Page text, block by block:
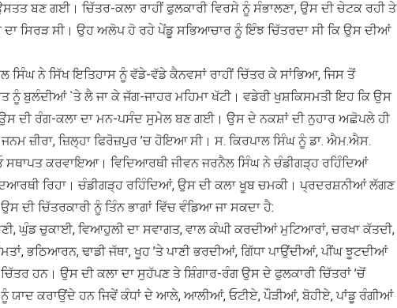
ਬਣ ਗਈ। ਚਿੱਤਰ-ਕਲਾ ਰਾਹੀਂ ਫੁਲਕਾਰੀ ਵਿਰਸੇ ਨੂੰ ਸੰਭਾਲਣਾ, ਉਸ ਦੀ ਚੇਟਕ ਰਹੀ ਤੇ
ਸਿਰੜ ਸੀ। ਉਹ ਅਲੋਪ ਹੋ ਰਹੇ ਪੇਂਡੂ ਸਭਿਆਚਾਰ ਨੂੰ ਇੰਝ ਚਿੱਤਰਦਾ ਸੀ ਕਿ ਉਸ ਦੀਆਂ
ਸਿੰਘ ਨੇ ਸਿੱਖ ਇਤਿਹਾਸ ਨੂੰ ਵੱਡੇ-ਵੱਡੇ ਕੈਨਵਸਾਂ ਰਾਹੀਂ ਚਿੱਤਰ ਕੇ ਸਾਂਭਿਆ, ਜਿਸ ਤੋਂ
ਨੂੰ ਬੁਲੰਦੀਆਂ `ਤੇ ਲੈ ਜਾ ਕੇ ਜੱਗ-ਜਾਹਰ ਮਹਿਮਾ ਖੱਟੀ। ਵਡੇਰੀ ਖੁਸ਼ਕਿਸਮਤੀ ਇਹ ਕਿ ਉਸ
ਉਸ ਦੀ ਰੰਗ-ਕਲਾ ਦਾ ਮਨ-ਪਸੰਦ ਸੁਮੇਲ ਬਣ ਗਈ। ਉਸ ਦੇ ਨਕਸ਼ਾਂ ਦੀ ਨੁਹਾਰ ਅਛੋਪਲੇ ਹੀ
ਜ਼ੀਰਾ, ਜ਼ਿਲ੍ਹਾ ਫਿਰੋਜ਼ਪੁਰ ’ਚ ਹੋਇਆ ਸੀ। ਸ. ਕਿਰਪਾਲ ਸਿੰਘ ਨੂੰ ਡਾ. ਐਮ.ਐਸ.
ਸਥਾਪਤ ਕਰਵਾਇਆ। ਵਿਦਿਆਰਥੀ ਜੀਵਨ ਜਰਨੈਲ ਸਿੰਘ ਨੇ ਚੰਡੀਗੜ੍ਹ ਰਹਿੰਦਿਆਂ
ਰਿਹਾ। ਚੰਡੀਗੜ੍ਹ ਰਹਿੰਦਿਆਂ, ਉਸ ਦੀ ਕਲਾ ਖੂਬ ਚਮਕੀ। ਪ੍ਰਦਰਸ਼ਨੀਆਂ ਲੱਗਣ
ਦੀ ਚਿੱਤਰਕਾਰੀ ਨੂੰ ਤਿੰਨ ਭਾਗਾਂ ਵਿੱਚ ਵੰਡਿਆ ਜਾ ਸਕਦਾ ਹੈ:
ਘੁੰਡ ਚੁਕਾਈ, ਵਿਆਹੁਲੀ ਦਾ ਸਵਾਗਤ, ਵਾਲ ਕੰਘੀ ਕਰਦੀਆਂ ਮੁਟਿਆਰਾਂ, ਚਰਖਾ ਕੱਤਦੀ,
ਭਠਿਆਰਨ, ਢਾਡੀ ਜੱਥਾ, ਖੂਹ ’ਤੇ ਪਾਣੀ ਭਰਦੀਆਂ, ਗਿੱਧਾ ਪਾਉਂਦੀਆਂ, ਪੀਂਘ ਝੂਟਦੀਆਂ
ਹਨ। ਉਸ ਦੀ ਕਲਾ ਦਾ ਸੁਹੱਪਣ ਤੇ ਸ਼ਿੰਗਾਰ-ਰੰਗ ਉਸ ਦੇ ਫੁਲਕਾਰੀ ਚਿੱਤਰਾਂ ’ਚੋਂ
ਯਾਦ ਕਰਾਉਂਦੇ ਹਨ ਜਿਵੇਂ ਕੰਧਾਂ ਦੇ ਆਲੇ, ਆਲੀਆਂ, ਓਟੀਏ, ਪੌੜੀਆਂ, ਬੋਹੀਏ, ਪਾਂਡੂ ਰੰਗੀਆਂ